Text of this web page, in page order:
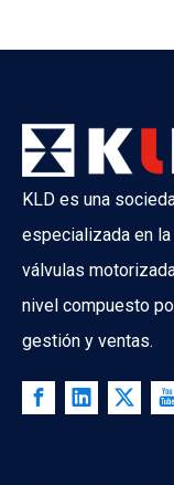
KLD es una
especializada en
válvulas
nivel compuesto
gestión y ventas.